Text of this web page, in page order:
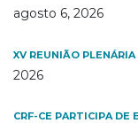
agosto 6, 2026
XV REUNIÃO
2026
CRF-CE PARTICIPA DE